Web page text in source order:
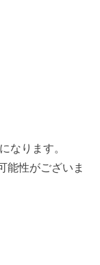
なります。
能性がございま